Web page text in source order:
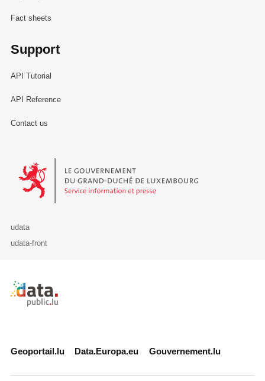
Fact sheets
Support
API Tutorial
API Reference
Contact us
Le Gouvernement du Grand-Duché de Luxembourg - Service
udata
udata-front
Retour à l'accueil de data.public.lu
Geoportail.lu Data.Europa.eu Gouvernement.lu